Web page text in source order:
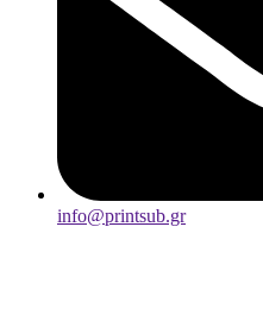
info@printsub.gr